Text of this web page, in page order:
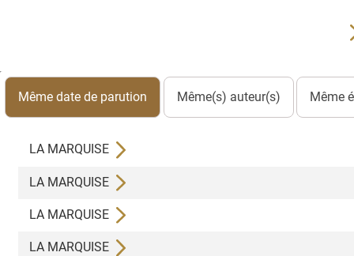
Même date de parution Même(s) auteur(s) Même
LA MARQUISE
LA MARQUISE
LA MARQUISE
LA MARQUISE